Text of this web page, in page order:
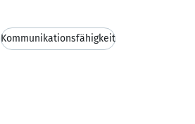
Kommunikationsfähigkeit